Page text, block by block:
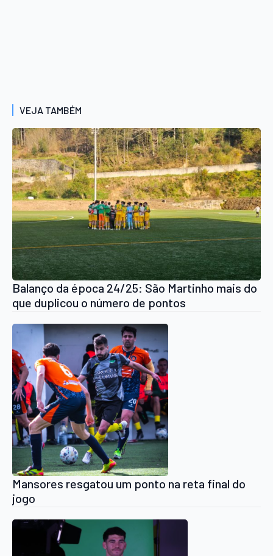
VEJA TAMBÉM
Balanço da época 24/25: São Martinho mais do
que duplicou o número de pontos
Mansores resgatou um ponto na reta final do
jogo